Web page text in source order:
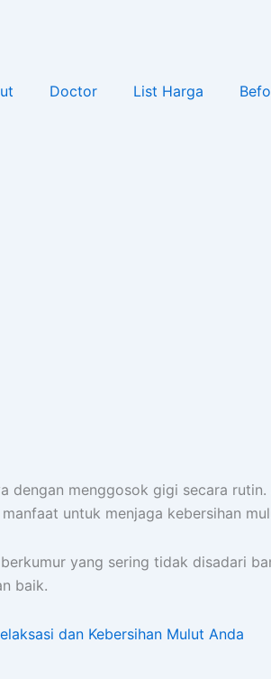
Doctor List Harga
dengan menggosok gigi secara
untuk menjaga kebersihan
yang sering tidak disadari
baik.
dan Kebersihan Mulut Anda